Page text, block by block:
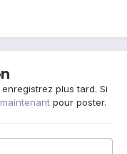
plus tard. Si
pour poster.